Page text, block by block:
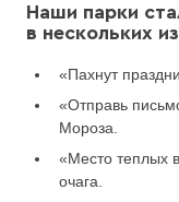
Наши парки
в нескольких
«Пахнут
«Отправь
Мороза.
«Место теплых
очага.